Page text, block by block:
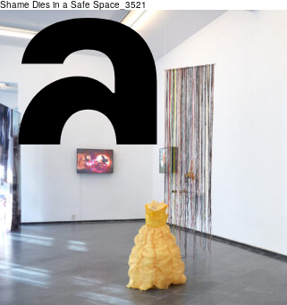
Shame Dies in a Safe Space_3521